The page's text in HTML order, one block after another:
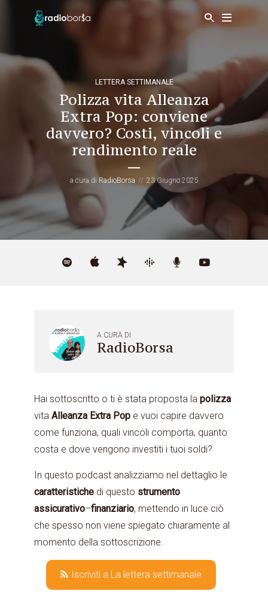
LETTERA SETTIMANALE
Polizza vita Alleanza
Extra Pop: conviene
davvero? Costi, vincoli e
rendimento reale
a cura diRadioBorsa 23 Giugno 2025
A CURA DI
RadioBorsa
Hai sottoscritto o ti è stata proposta la polizza
vita Alleanza Extra Pop e vuoi capire davvero
come funziona, quali vincoli comporta, quanto
costa e dove vengono investiti i tuoi soldi?
In questo podcast analizziamo nel dettaglio le
caratteristiche di questo strumento
assicurativo–finanziario, mettendo in luce ciò
che spesso non viene spiegato chiaramente al
momento della sottoscrizione.
Iscriviti a La lettera settimanale